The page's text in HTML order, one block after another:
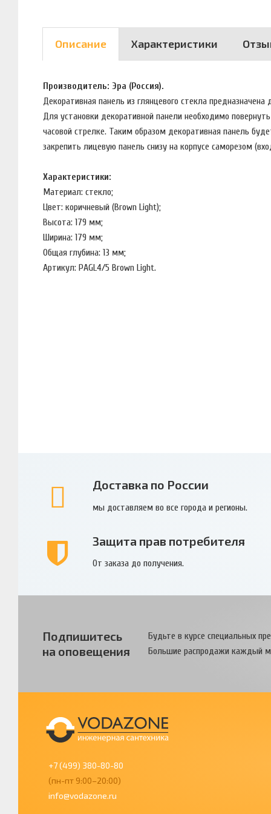
Описание Характеристики
Производитель: Эра (Россия).
Декоративная панель из глянцевого стекла
Для установки декоративной панели необходимо
часовой стрелке. Таким образом декоративная панель
закрепить лицевую панель снизу на корпусе саморезом
Характеристики:
Материал: стекло;
Цвет: коричневый (Brown Light);
Высота: 179 мм;
Ширина: 179 мм;
Общая глубина: 13 мм;
Артикул: PAGL4/5 Brown Light.
Доставка по России
мы доставляем во все города и регионы.
Защита прав потребителя
От заказа до получения.
Подпишитесь
на оповещения
Будьте в курсе специальных
Большие распродажи каждый
+7 (499) 380-80-80
(пн-пт 9:00–20:00)
info@vodazone.ru